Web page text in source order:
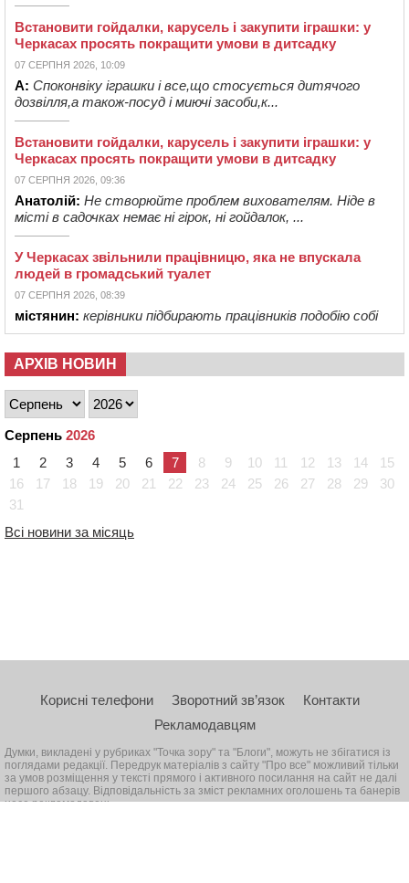
Встановити гойдалки, карусель і закупити іграшки: у
Черкасах просять покращити умови в дитсадку
07 СЕРПНЯ 2026, 10:09
А: Споконвіку іграшки і все,що стосується дитячого
дозвілля,а також-посуд і миючі засоби,к...
Встановити гойдалки, карусель і закупити іграшки: у
Черкасах просять покращити умови в дитсадку
07 СЕРПНЯ 2026, 09:36
Анатолій: Не створюйте проблем вихователям. Ніде в
місті в садочках немає ні гірок, ні гойдалок, ...
У Черкасах звільнили працівницю, яка не впускала
людей в громадський туалет
07 СЕРПНЯ 2026, 08:39
містянин: керівники підбирають працівників подобію собі
АРХІВ НОВИН
Серпень 2026
1
2 3 4 5 6 7 8 9 10 11 12 13 14
15
16
17 18 19 20 21 22 23 24 25 26 27 28 29
30
31
Всі новини за місяць
Корисні телефони Зворотний зв’язок
Контакти
Рекламодавцям
Думки, викладені у рубриках "Точка зору" та "Блоги", можуть не збігатися із
поглядами редакції. Передрук матеріалів з сайту "Про все" можливий тільки
за умов розміщення у тексті прямого і активного посилання на сайт не далі
першого абзацу. Відповідальність за зміст рекламних оголошень та банерів
несе рекламодавець